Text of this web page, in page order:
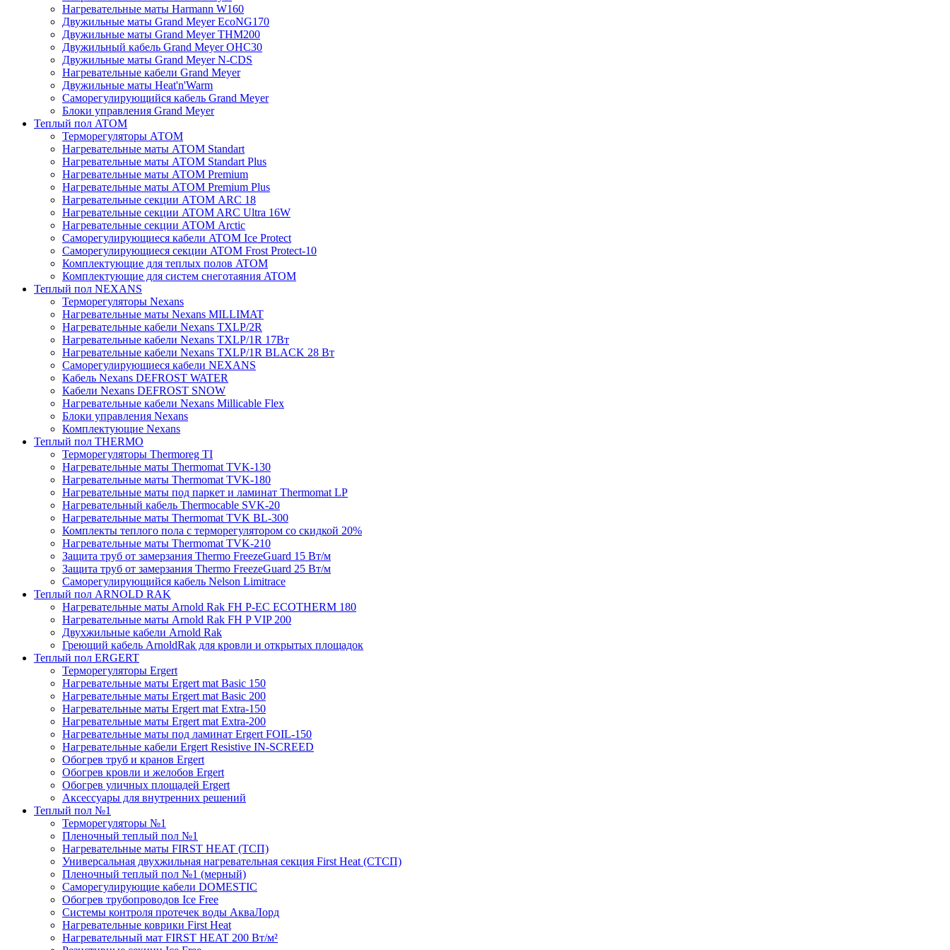
Нагревательные маты Harmann W160
Двужильные маты Grand Meyer EcoNG170
Двужильные маты Grand Meyer THM200
Двужильный кабель Grand Meyer OHC30
Двужильные маты Grand Meyer N-CDS
Нагревательные кабели Grand Meyer
Двужильные маты Heat'n'Warm
Саморегулирующийся кабель Grand Meyer
Блоки управления Grand Meyer
Теплый пол ATOM
Терморегуляторы АТОМ
Нагревательные маты АТОМ Standart
Нагревательные маты АТОМ Standart Plus
Нагревательные маты АТОМ Premium
Нагревательные маты АТОМ Premium Plus
Нагревательные секции АТОМ ARC 18
Нагревательные секции ATOM ARC Ultra 16W
Нагревательные секции АТОМ Arctic
Саморегулирующиеся кабели ATOM Ice Protect
Саморегулирующиеся секции ATOM Frost Protect-10
Комплектующие для теплых полов ATOM
Комплектующие для систем снеготаяния ATOM
Теплый пол NEXANS
Терморегуляторы Nexans
Нагревательные маты Nexans MILLIMAT
Нагревательные кабели Nexans TXLP/2R
Нагревательные кабели Nexans TXLP/1R 17Вт
Нагревательные кабели Nexans TXLP/1R BLACK 28 Вт
Саморегулирующиеся кабели NEXANS
Кабель Nexans DEFROST WATER
Кабели Nexans DEFROST SNOW
Нагревательные кабели Nexans Millicable Flex
Блоки управления Nexans
Комплектующие Nexans
Теплый пол THERMO
Терморегуляторы Thermoreg TI
Нагревательные маты Thermomat TVK-130
Нагревательные маты Thermomat TVK-180
Нагревательные маты под паркет и ламинат Thermomat LP
Нагревательный кабель Thermocable SVK-20
Нагревательные маты Thermomat TVK BL-300
Комплекты теплого пола с терморегулятором со скидкой 20%
Нагревательные маты Thermomat TVK-210
Защита труб от замерзания Thermo FreezeGuard 15 Вт/м
Защита труб от замерзания Thermo FreezeGuard 25 Вт/м
Саморегулирующийся кабель Nelson Limitrace
Теплый пол ARNOLD RAK
Нагревательные маты Arnold Rak FH P-EC ECOTHERM 180
Нагревательные маты Arnold Rak FH P VIP 200
Двухжильные кабели Arnold Rak
Греющий кабель ArnoldRak для кровли и открытых площадок
Теплый пол ERGERT
Терморегуляторы Ergert
Нагревательные маты Ergert mat Basic 150
Нагревательные маты Ergert mat Basic 200
Нагревательные маты Ergert mat Extra-150
Нагревательные маты Ergert mat Extra-200
Нагревательные маты под ламинат Ergert FOIL-150
Нагревательные кабели Ergert Resistive IN-SCREED
Обогрев труб и кранов Ergert
Обогрев кровли и желобов Ergert
Обогрев уличных площадей Ergert
Аксессуары для внутренних решений
Теплый пол №1
Терморегуляторы №1
Пленочный теплый пол №1
Нагревательные маты FIRST HEAT (ТСП)
Универсальная двухжильная нагревательная секция First Heat (СТСП)
Пленочный теплый пол №1 (мерный)
Саморегулирующие кабели DOMESTIC
Обогрев трубопроводов Ice Free
Системы контроля протечек воды АкваЛорд
Нагревательные коврики First Heat
Нагревательный мат FIRST HEAT 200 Вт/м²